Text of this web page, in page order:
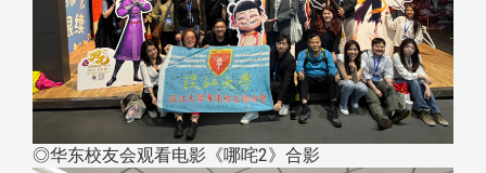
◎华东校友会观看电影《哪咤2》合影